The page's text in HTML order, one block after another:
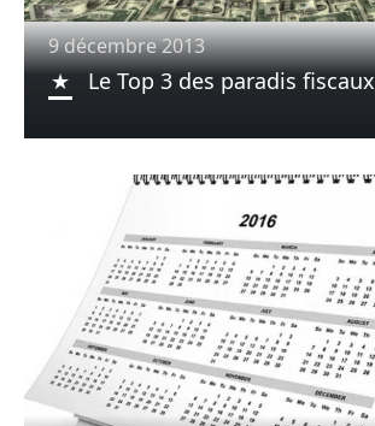
9 décembre 2013
Le Top 3 des paradis fiscaux